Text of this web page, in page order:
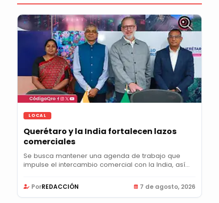
LOCAL
Querétaro y la India fortalecen lazos
comerciales
Se busca mantener una agenda de trabajo que
impulse el intercambio comercial con la India, así
PorREDACCIÓN 7 de agosto, 2026